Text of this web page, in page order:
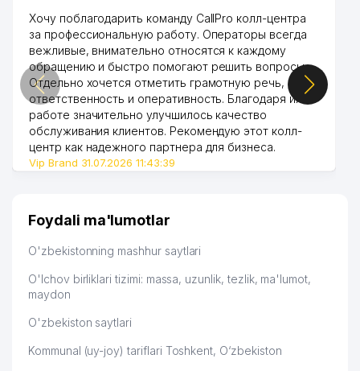
Хочу поблагодарить команду CallPro колл-центра
за профессиональную работу. Операторы всегда
вежливые, внимательно относятся к каждому
обращению и быстро помогают решить вопросы.
Отдельно хочется отметить грамотную речь,
ответственность и оперативность. Благодаря их
работе значительно улучшилось качество
обслуживания клиентов. Рекомендую этот колл-
центр как надежного партнера для бизнеса.
Vip Brand 31.07.2026 11:43:39
Foydali ma'lumotlar
O'zbekistonning mashhur saytlari
O'lchov birliklari tizimi: massa, uzunlik, tezlik, ma'lumot,
maydon
O'zbekiston saytlari
Kommunal (uy-joy) tariflari Toshkent, O‘zbekiston